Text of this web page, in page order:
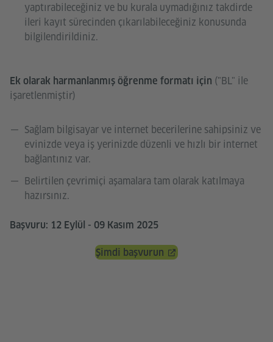
yaptırabileceğiniz ve bu kurala uymadığınız takdirde
ileri kayıt sürecinden çıkarılabileceğiniz konusunda
bilgilendirildiniz.
Ek olarak harmanlanmış öğrenme formatı için ("BL" ile
işaretlenmiştir)
Sağlam bilgisayar ve internet becerilerine sahipsiniz ve
evinizde veya iş yerinizde düzenli ve hızlı bir internet
bağlantınız var.
Belirtilen çevrimiçi aşamalara tam olarak katılmaya
hazırsınız.
Başvuru: 12 Eylül - 09 Kasım 2025
Şimdi başvurun